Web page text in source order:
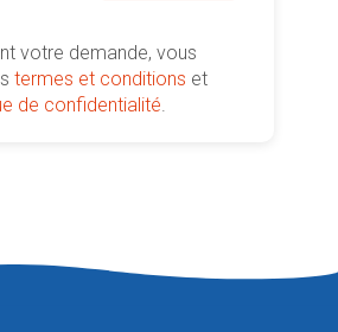
votre demande, vous
termes et conditions et
de confidentialité.